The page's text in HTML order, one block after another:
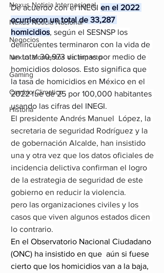
Nexus Noticia Internacional
Nexus Noticia Nacional
Negocios
Nexus Momentos de Impacto
Gaming
Cambio Climatico
Historia
De acuerdo con el INEGI en el 2022
ocurrieron un total de 33,287
homicidios, según el SESNSP los
delincuentes terminaron con la vida de
un total 30,973 víctimas por medio de
homicidios dolosos. Esto significa que
la tasa de homicidios en México en el
2022 fue de 25 por 100,000 habitantes
usando las cifras del INEGI.
El presidente Andrés Manuel  López, la
secretaria de seguridad Rodríguez y la
de gobernación Alcalde, han insistido
una y otra vez que los datos oficiales de
incidencia delictiva confirman el logro
de la estrategia de seguridad de este
gobierno en reducir la violencia.
pero las organizaciones civiles y los
casos que viven algunos estados dicen
lo contrario.
En el Observatorio Nacional Ciudadano
(ONC) ha insistido en que  aún si fuese
cierto que los homicidios van a la baja,